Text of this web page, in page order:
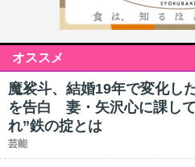
オススメ
魔裟斗、結婚19年で変化し
を告白 妻・矢沢心に課し
れ”鉄の掟とは
芸能